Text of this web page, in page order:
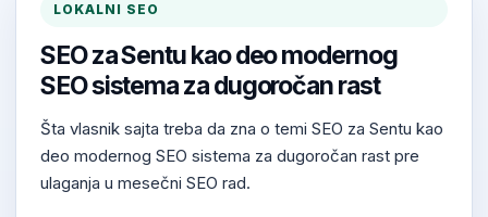
LOKALNI SEO
SEO za Sentu kao deo modernog
SEO sistema za dugoročan rast
Šta vlasnik sajta treba da zna o temi SEO za Sentu kao
deo modernog SEO sistema za dugoročan rast pre
ulaganja u mesečni SEO rad.